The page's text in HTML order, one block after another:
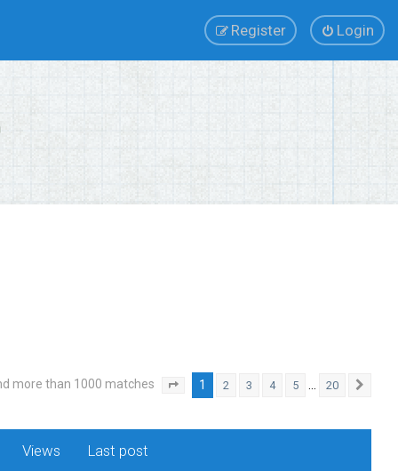
Login
Register
more than 1000 matches Page of
1 2 3 4 5 … 20
Views Last post